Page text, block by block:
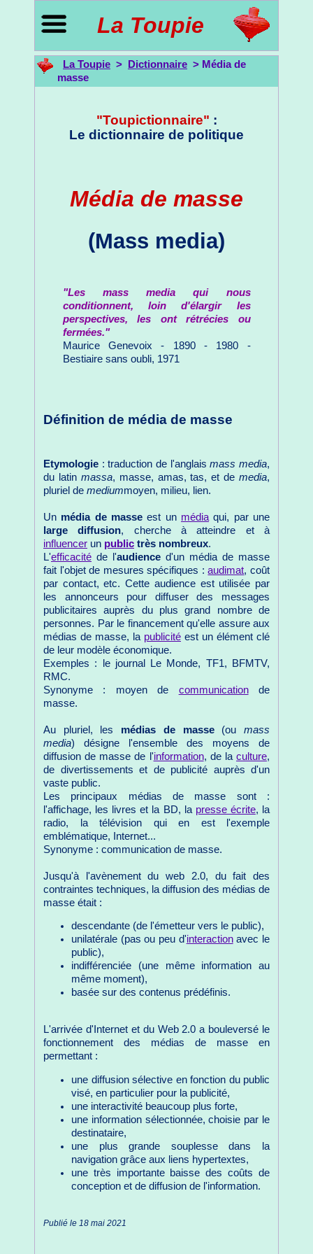
La Toupie
La Toupie > Dictionnaire > Média de
masse
"Toupictionnaire" :
Le dictionnaire de politique
Média de masse
(Mass media)
"Les mass media qui nous
conditionnent, loin d'élargir les
perspectives, les ont rétrécies ou
fermées."
Maurice Genevoix - 1890 - 1980 -
Bestiaire sans oubli, 1971
Définition de média de masse
Etymologie : traduction de l'anglaismass media,
du latin massa, masse, amas, tas, et de media,
pluriel de mediummoyen, milieu, lien.
Un média de masse est un média qui, par une
large diffusion, cherche à atteindre et à
influencer un public très nombreux.
L'efficacité de l'audience d'un média de masse
fait l'objet de mesures spécifiques :audimat, coût
par contact, etc. Cette audience est utilisée par
les annonceurs pour diffuser des messages
publicitaires auprès du plus grand nombre de
personnes. Par le financement qu'elle assure aux
médias de masse, la publicité est un élément clé
de leur modèle économique.
Exemples : le journal Le Monde, TF1, BFMTV,
RMC.
Synonyme : moyen de communicationde
masse.
Au pluriel, les médias de masse(oumass
media) désigne l'ensemble des moyens de
diffusion de masse de l'information, de laculture,
de divertissements et de publicité auprès d'un
vaste public.
Les principaux médias de masse sont :
l'affichage, les livres et la BD, la presse écrite, la
radio, la télévision qui en est l'exemple
emblématique, Internet...
Synonyme : communication de masse.
Jusqu'à l'avènement du web 2.0, du fait des
contraintes techniques, la diffusion des médias de
masse était :
descendante (de l'émetteur vers le public),
unilatérale (pas ou peu d'interactionavec le
public),
indifférenciée (une même information au
même moment),
basée sur des contenus prédéfinis.
L'arrivée d'Internet et du Web 2.0 a bouleversé le
fonctionnement des médias de masse en
permettant :
une diffusion sélective en fonction du public
visé, en particulier pour la publicité,
une interactivité beaucoup plus forte,
une information sélectionnée, choisie par le
destinataire,
une plus grande souplesse dans la
navigation grâce aux liens hypertextes,
une très importante baisse des coûts de
conception et de diffusion de l'information.
Publié le 18 mai 2021